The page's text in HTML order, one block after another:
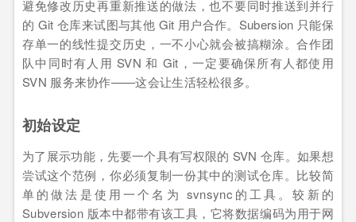
避免修改历史再重新推送的做法，也不要同时推送到并行
的 Git 仓库来试图与其他 Git 用户合作。Subersion 只能保
存单一的线性提交历史，一不小心就会被搞糊涂。合作团
队中同时有人用 SVN 和 Git，一定要确保所有人都使用
SVN 服务来协作——这会让生活轻松很多。
初始设定
为了展示功能，先要一个具有写权限的 SVN 仓库。如果想
尝试这个范例，你必须复制一份其中的测试仓库。比较简
单的做法是使用一个名为 svnsync的工具。较新的
Subversion 版本中都带有该工具，它将数据编码为用于网